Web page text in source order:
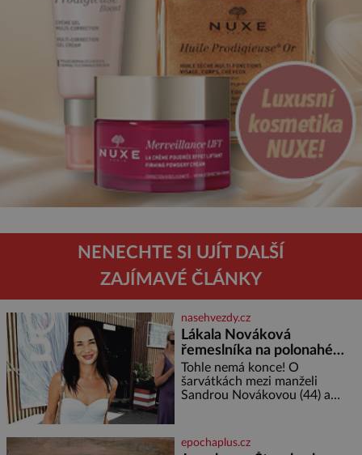
NENECHTE SI UJÍT DALŠÍ
ZAJÍMAVÉ ČLÁNKY
nasehvezdy.cz
Lákala Nováková
řemeslníka na polonahé
tělo!
Tohle nemá konce! O
šarvátkách mezi manželi
Sandrou Novákovou (44) a
by doufal, že horká zem u
herečky ze seriálu Ulice a
epochaplus.cz